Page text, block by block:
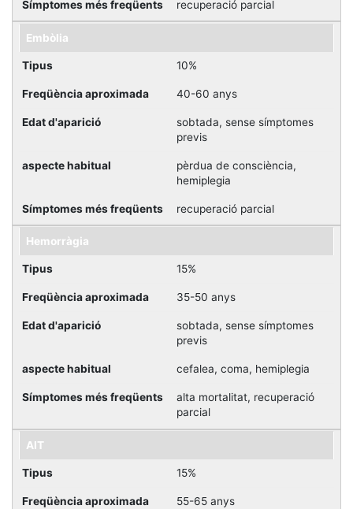
recuperació parcial
Embòlia
10%
40-60 anys
sobtada, sense símptomes
previs
pèrdua de consciència,
hemiplegia
recuperació parcial
Hemorràgia
15%
35-50 anys
sobtada, sense símptomes
previs
cefalea, coma, hemiplegia
alta mortalitat, recuperació
parcial
AIT
15%
55-65 anys